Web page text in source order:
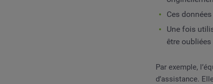
Ces
Une fois
être oubliées
Par exemple,
d’assistance.